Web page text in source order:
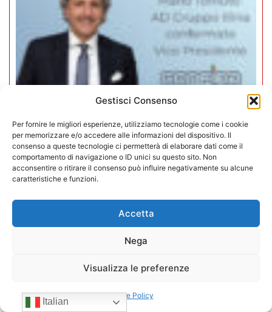
Gestisci Consenso
Per fornire le migliori esperienze, utilizziamo tecnologie come i cookie
per memorizzare e/o accedere alle informazioni del dispositivo. Il
consenso a queste tecnologie ci permetterà di elaborare dati come il
comportamento di navigazione o ID unici su questo sito. Non
acconsentire o ritirare il consenso può influire negativamente su alcune
caratteristiche e funzioni.
Accetta
Nega
Visualizza le preferenze
Cookie Policy
Mario Toniutti confermato Vice
Presidente di CONFIDA per il
15/07/2026
Italian